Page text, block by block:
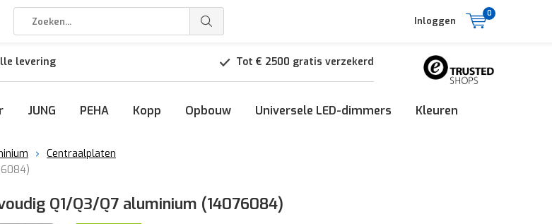
Inloggen
0
levering Tot € 2500 gratis verzekerd
JUNG PEHA Kopp Opbouw Universele LED-dimmers Kleuren
Centraalplaten
Q1/Q3/Q7 aluminium (14076084)